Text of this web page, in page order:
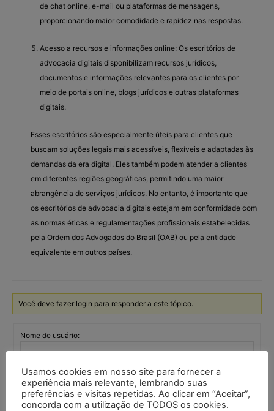
de chat online, e-mail ou plataformas de mensagens,
proporcionando maior comodidade e rapidez nas respostas.
Acesso a recursos e informações online: Os escritórios de
advocacia digitais disponibilizam recursos jurídicos,
documentos e informações relevantes para os clientes por
meio de portais online, blogs jurídicos e outras plataformas
digitais.
Esses escritórios são especialmente úteis para clientes que
buscam soluções legais mais acessíveis, flexíveis e adaptadas às
demandas da era digital. Eles também podem atender a clientes
em diferentes regiões geográficas, permitindo uma maior
abrangência de serviços jurídicos. No entanto, é importante que
os escritórios de advocacia digitais estejam em conformidade com
as normas éticas e regulamentações profissionais estabelecidas
pela Ordem dos Advogados do Brasil (OAB) ou pela entidade
equivalente em outros países.
Você deve fazer login para responder a este tópico.
Nome de usuário:
Senha:
Usamos cookies em nosso site para fornecer a
experiência mais relevante, lembrando suas
preferências e visitas repetidas. Ao clicar em “Aceitar”,
concorda com a utilização de TODOS os cookies.